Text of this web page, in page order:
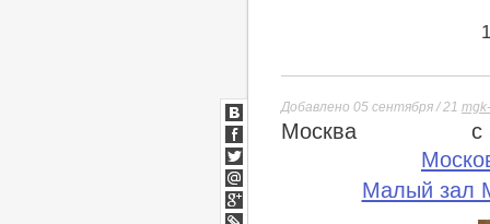
Добавлено 05 сентября / 21
Москва
с
Малый зал
ВКонтакте
Facebook
Twitter
Мой
Мир
Google+